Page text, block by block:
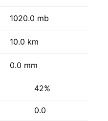
1020.0 mb
10.0 km
0.0 mm
42%
0.0